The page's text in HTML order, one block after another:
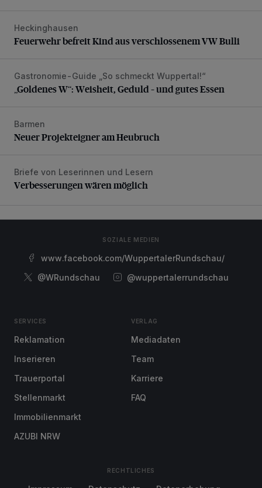
Feuerwehr befreit Kind aus verschlossenem VW Bulli
Heckinghausen
Feuerwehr befreit Kind aus verschlossenem VW Bulli
„Goldenes W“: Weisheit, Geduld – und gutes Essen
Gastronomie-Guide „So schmeckt Wuppertal!“
„Goldenes W“: Weisheit, Geduld – und gutes Essen
Neuer Projekteigner am Heubruch
Barmen
Neuer Projekteigner am Heubruch
Verbesserungen wären möglich
Briefe von Leserinnen und Lesern
Verbesserungen wären möglich
SOZIALE MEDIEN
www.facebook.com/WuppertalerRundschau/
@WRundschau
@wuppertalerrundschau
SERVICES
Reklamation
Inserieren
Trauerportal
Stellenmarkt
Immobilienmarkt
AZUBI NRW
VERLAG
Mediadaten
Team
Karriere
FAQ
RECHTLICHES